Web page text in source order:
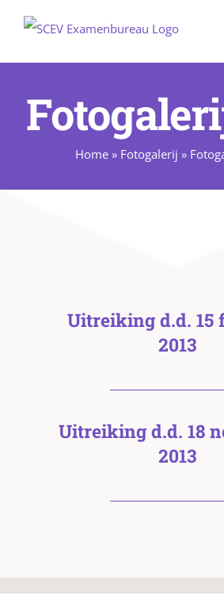
inhoud
Home » Fotogalerij »
Uitreiking d.d. 15
2013
Uitreiking d.d. 18
2013